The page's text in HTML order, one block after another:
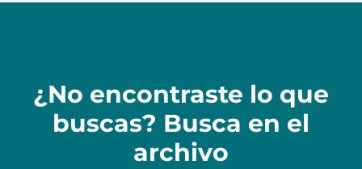
¿No encontraste lo que
buscas? Busca en el
archivo